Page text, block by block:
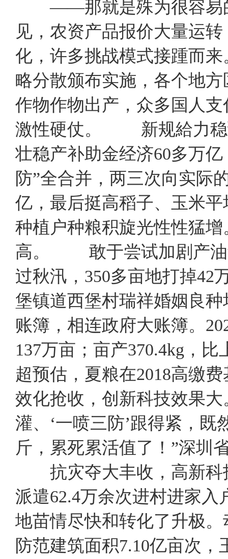
——那就是殊为很容易
见，农资产品报价大量运
化，许多挑战模式接踵而
略分散颁布实施，各个地
作物作物出产，众多国人
激性硬仗。 新规給力稳
壮稳产补助金经济60多万
防”全合并，两三次向实际
亿，最后挺高稻子、玉米
种植户种粮积旋光性性
高。 敢于尝试加剧产油
过秋汛，350多亩地打掉42
堡镇道西堡村瑞祥婚姻良
账簿，相连政府大账簿。
137万亩；亩产370.4kg，
超预估，夏粮在2018高
效化抢收，创新科技效果
灌、‘一喷三防’跟得紧，
斤，累死累活值了！”深圳
抗灾夺大丰收，高新科
派遣62.4万余次进村进家入
地苗情尽快和转化了升极
防范建筑面积7.10亿亩次